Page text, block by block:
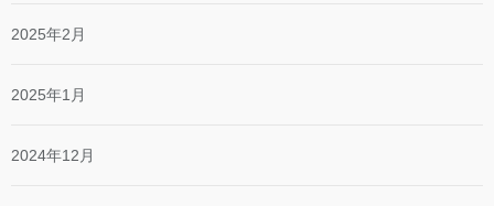
2025年2月
2025年1月
2024年12月